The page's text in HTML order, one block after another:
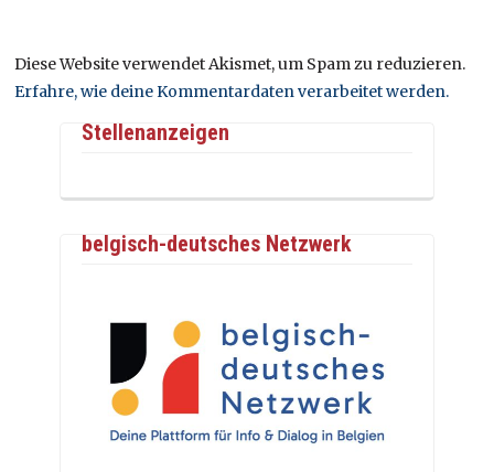
Diese Website verwendet Akismet, um Spam zu reduzieren.
Erfahre, wie deine Kommentardaten verarbeitet werden.
Stellenanzeigen
belgisch-deutsches Netzwerk